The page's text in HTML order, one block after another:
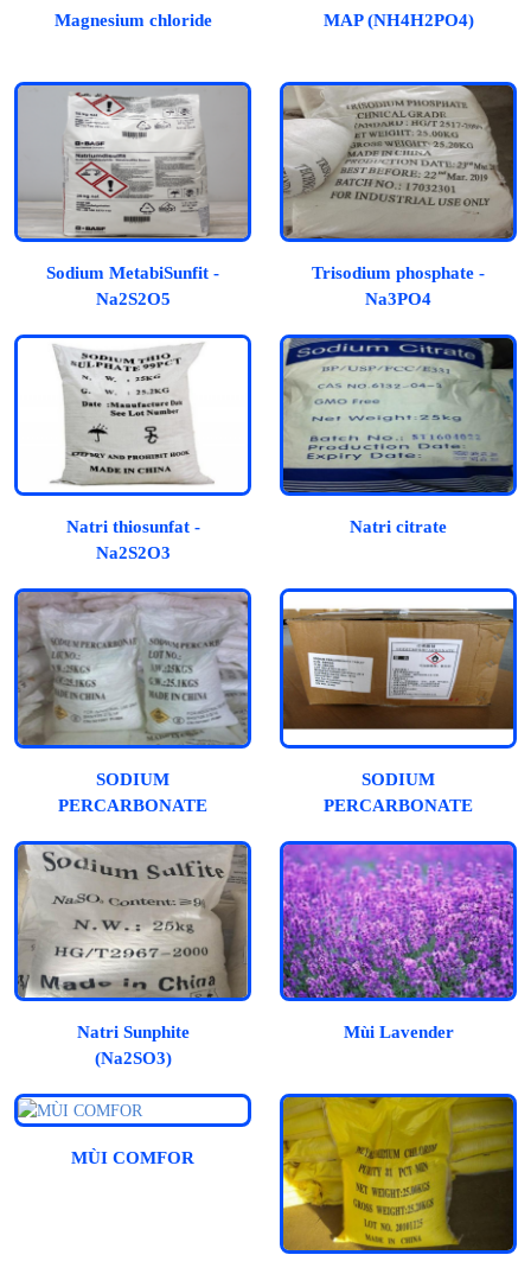
Magnesium chloride MAP (NH4H2PO4)
Sodium MetabiSunfit -
Na2S2O5
Trisodium phosphate -
Na3PO4
Natri thiosunfat -
Na2S2O3
Natri citrate
SODIUM
PERCARBONATE
SODIUM
PERCARBONATE
Natri Sunphite
(Na2SO3)
Mùi Lavender
MÙI COMFOR